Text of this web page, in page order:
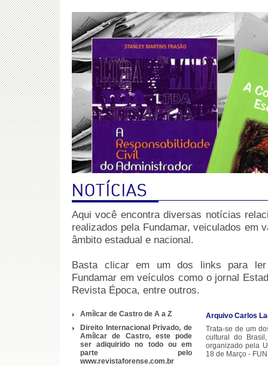
Aqui você encontra diversas notícias
realizados pela Fundamar, veiculados em
âmbito estadual e nacional.
Basta clicar em um dos links para
Fundamar em veículos como o jornal
Revista Época, entre outros.
Amílcar de Castro de A a Z
Direito Internacional Privado, de
Amílcar de Castro, este pode
ser adiquirido no todo ou em
parte pelo
www.revistaforense.com.br
Arquivo Carlos
Trata-se de um
cultural do
organizado pela
18 de Março -